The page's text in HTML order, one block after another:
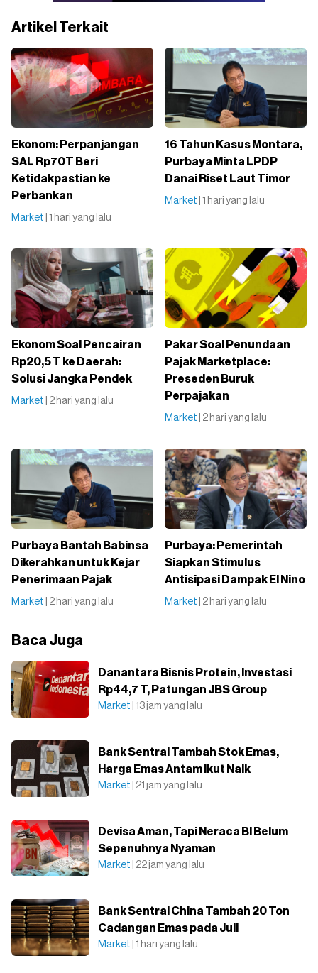
Artikel Terkait
Ekonom: Perpanjangan
SAL Rp70T Beri
Ketidakpastian ke
Perbankan
Market | 1 hari yang lalu
16 Tahun Kasus Montara,
Purbaya Minta LPDP
Danai Riset Laut Timor
Market | 1 hari yang lalu
Ekonom Soal Pencairan
Rp20,5 T ke Daerah:
Solusi Jangka Pendek
Market | 2 hari yang lalu
Pakar Soal Penundaan
Pajak Marketplace:
Preseden Buruk
Perpajakan
Market | 2 hari yang lalu
Purbaya Bantah Babinsa
Dikerahkan untuk Kejar
Penerimaan Pajak
Market | 2 hari yang lalu
Purbaya: Pemerintah
Siapkan Stimulus
Antisipasi Dampak El Nino
Market | 2 hari yang lalu
Baca Juga
Danantara Bisnis Protein, Investasi
Rp44,7 T, Patungan JBS Group
Market | 13 jam yang lalu
Bank Sentral Tambah Stok Emas,
Harga Emas Antam Ikut Naik
Market | 21 jam yang lalu
Devisa Aman, Tapi Neraca BI Belum
Sepenuhnya Nyaman
Market | 22 jam yang lalu
Bank Sentral China Tambah 20 Ton
Cadangan Emas pada Juli
Market | 1 hari yang lalu